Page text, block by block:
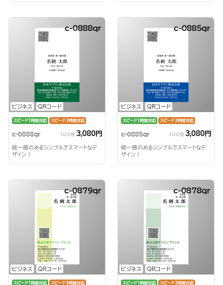
ビジネス QRコード
c-0888qr
スピード1時間対応 スピード3時間対応
c-0888qr 100枚 3,080円
統一感のあるシンプルでスマートなデ
ザイン！
ビジネス QRコード
c-0885qr
スピード1時間対応 スピード3時間対応
c-0885qr 100枚 3,080円
統一感のあるシンプルでスマートなデ
ザイン！
ビジネス QRコード
c-0879qr
スピード1時間対応 スピード3時間対応
ビジネス QRコード
c-0878qr
スピード1時間対応 スピード3時間対応